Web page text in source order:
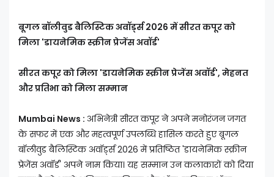
बूगल बॉलीवुड बैलिस्टिक अवॉर्ड्स 2026 में सीरत कपूर को
मिला 'डायनेमिक स्क्रीन प्रेजेंस अवॉर्ड'
सीरत कपूर को मिला 'डायनेमिक स्क्रीन प्रेजेंस अवॉर्ड', मेहनत
और प्रतिभा को मिला सम्मान
Mumbai News : अभिनेत्री सीरत कपूर ने अपने मनोरंजन जगत
के सफर में एक और महत्वपूर्ण उपलब्धि हासिल करते हुए बूगल
बॉलीवुड बैलिस्टिक अवॉर्ड्स 2026 में प्रतिष्ठित 'डायनेमिक स्क्रीन
प्रेजेंस अवॉर्ड' अपने नाम किया। यह सम्मान उन कलाकारों को दिया